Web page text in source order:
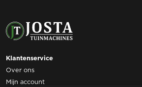
Klantenservice
Over ons
Mijn account